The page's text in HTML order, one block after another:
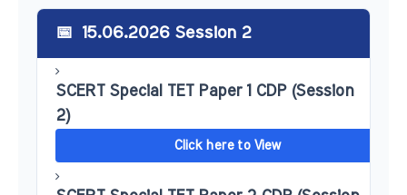
15.06.2026 Session 2
SCERT Special TET Paper 1 CDP (Session
2)
Click here to View